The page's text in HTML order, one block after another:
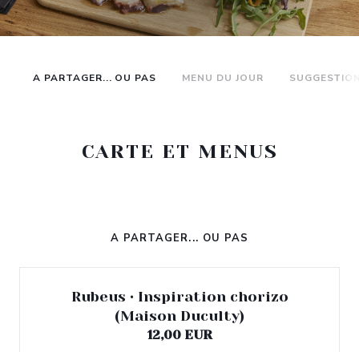
A PARTAGER... OU PAS MENU DU JOUR
CARTE ET MENUS
A PARTAGER... OU PAS
Rubeus • Inspiration chorizo
(Maison Duculty)
12,00 EUR